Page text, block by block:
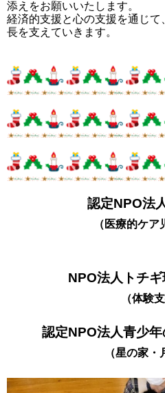
添えをお願いいたします。
経済的支援と心の支援を通じ
長を支えていきます。
認定NPO法
（医療的ケア
NPO法人トチ
（体験
認定NPO法人青少
（星の家・